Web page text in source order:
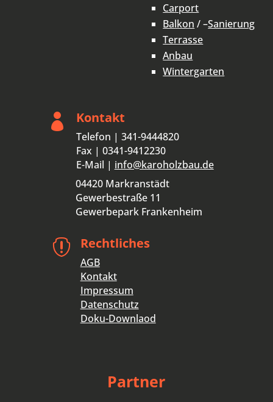
Carport
Balkon / –Sanierung
Terrasse
Anbau
Wintergarten
 Kontakt
Telefon | 341-9444820
Fax | 0341-9412230
E-Mail | info@karoholzbau.de
04420 Markranstädt
Gewerbestraße 11
Gewerbepark Frankenheim
 Rechtliches
AGB
Kontakt
Impressum
Datenschutz
Doku-Downlaod
Partner